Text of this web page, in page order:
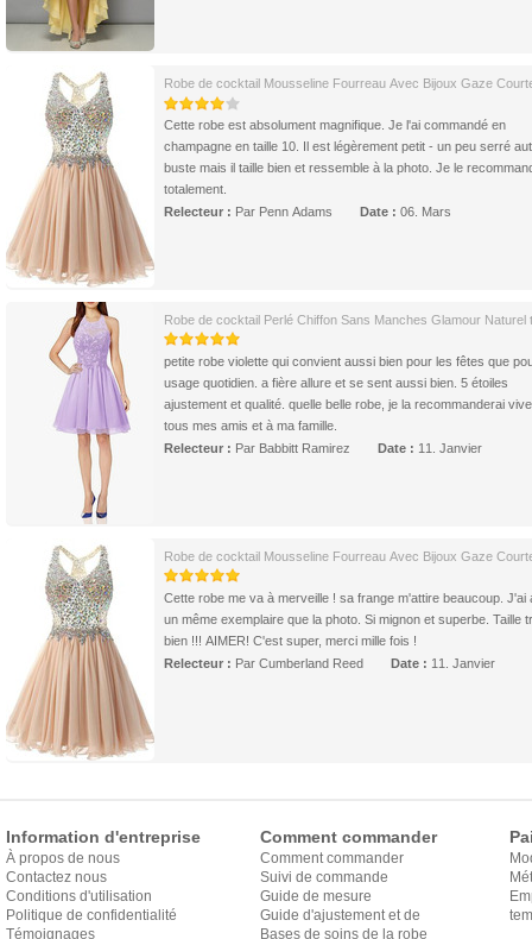
Robe de cocktail Mousseline Fourreau Avec Bijoux Gaze
Cette robe est absolument magnifique. Je l'ai commandé en
champagne en taille 10. Il est légèrement petit - un peu serré
buste mais il taille bien et ressemble à la photo. Je le
totalement.
Relecteur : Par Penn Adams Date : 06. Mars
Robe de cocktail Perlé Chiffon Sans Manches Glamour Naturel
petite robe violette qui convient aussi bien pour les fêtes que
usage quotidien. a fière allure et se sent aussi bien. 5 étoiles
ajustement et qualité. quelle belle robe, je la recommanderai
tous mes amis et à ma famille.
Relecteur : Par Babbitt Ramirez Date : 11. Janvier
Robe de cocktail Mousseline Fourreau Avec Bijoux Gaze
Cette robe me va à merveille ! sa frange m'attire beaucoup. J'ai
un même exemplaire que la photo. Si mignon et superbe. Taille
bien !!! AIMER! C'est super, merci mille fois !
Relecteur : Par Cumberland Reed Date : 11. Janvier
Information d'entreprise
À propos de nous
Contactez nous
Conditions d'utilisation
Politique de confidentialité
Témoignages
Comment commander
Comment commander
Suivi de commande
Guide de mesure
Guide d'ajustement et de
style
Bases de soins de la robe